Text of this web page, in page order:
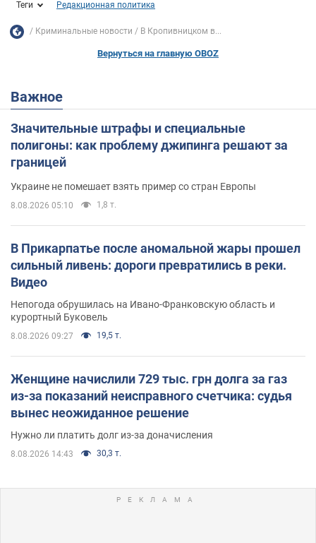
Теги Редакционная политика
Криминальные новости В Кропивницком в...
Вернуться на главную OBOZ
Важное
Значительные штрафы и специальные
полигоны: как проблему джипинга решают за
границей
Украине не помешает взять пример со стран Европы
8.08.2026 05:10 1,8 т.
В Прикарпатье после аномальной жары прошел
сильный ливень: дороги превратились в реки.
Видео
Непогода обрушилась на Ивано-Франковскую область и
курортный Буковель
8.08.2026 09:27 19,5 т.
Женщине начислили 729 тыс. грн долга за газ
из-за показаний неисправного счетчика: судья
вынес неожиданное решение
Нужно ли платить долг из-за доначисления
8.08.2026 14:43 30,3 т.